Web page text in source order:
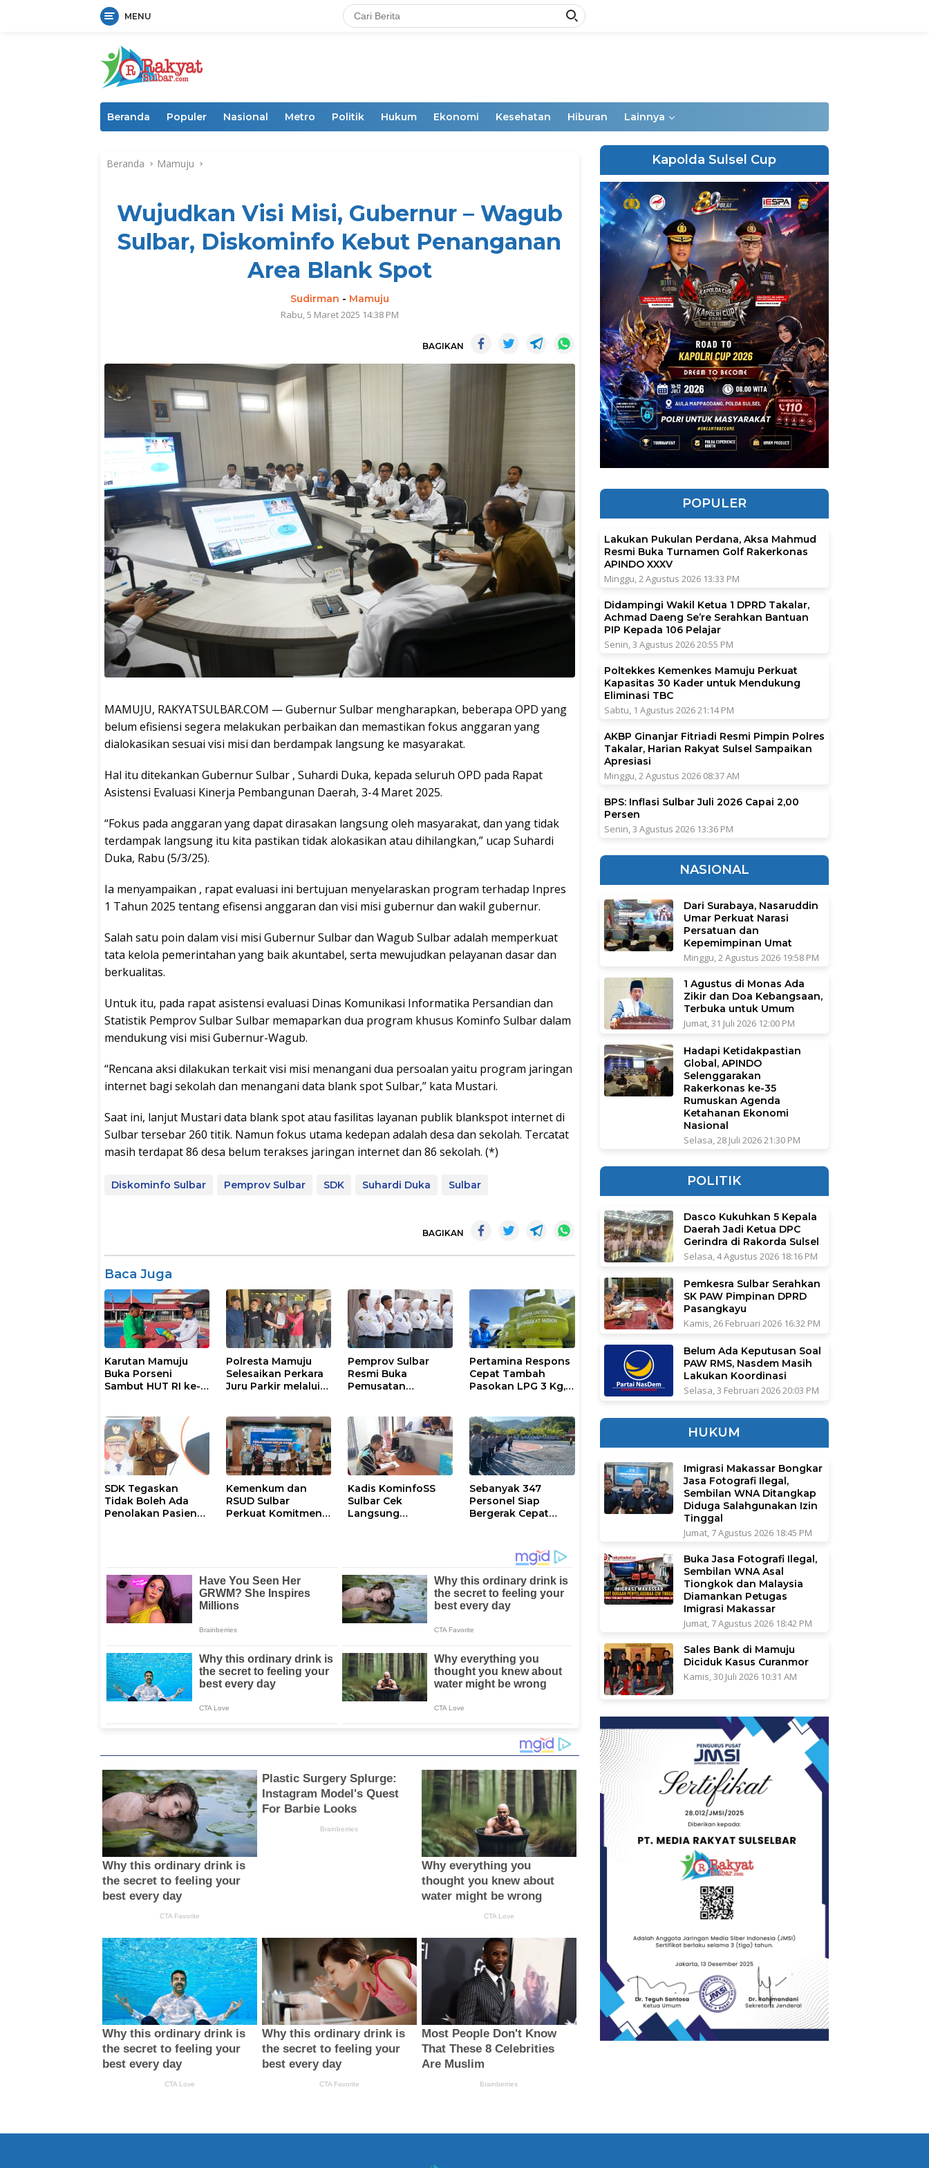
MENU
Beranda Populer Nasional Metro Politik Hukum Ekonomi Kesehatan Hiburan Lainnya
Beranda Mamuju
Wujudkan Visi Misi, Gubernur – Wagub
Sulbar, Diskominfo Kebut Penanganan
Area Blank Spot
Sudirman - Mamuju
Rabu, 5 Maret 2025 14:38 PM
BAGIKAN
MAMUJU, RAKYATSULBAR.COM — Gubernur Sulbar mengharapkan, beberapa OPD yang
belum efisiensi segera melakukan perbaikan dan memastikan fokus anggaran yang
dialokasikan sesuai visi misi dan berdampak langsung ke masyarakat.
Hal itu ditekankan Gubernur Sulbar , Suhardi Duka, kepada seluruh OPD pada Rapat
Asistensi Evaluasi Kinerja Pembangunan Daerah, 3-4 Maret 2025.
“Fokus pada anggaran yang dapat dirasakan langsung oleh masyarakat, dan yang tidak
terdampak langsung itu kita pastikan tidak alokasikan atau dihilangkan,” ucap Suhardi
Duka, Rabu (5/3/25).
Ia menyampaikan , rapat evaluasi ini bertujuan menyelaraskan program terhadap Inpres
1 Tahun 2025 tentang efisensi anggaran dan visi misi gubernur dan wakil gubernur.
Salah satu poin dalam visi misi Gubernur Sulbar dan Wagub Sulbar adalah memperkuat
tata kelola pemerintahan yang baik akuntabel, serta mewujudkan pelayanan dasar dan
berkualitas.
Untuk itu, pada rapat asistensi evaluasi Dinas Komunikasi Informatika Persandian dan
Statistik Pemprov Sulbar Sulbar memaparkan dua program khusus Kominfo Sulbar dalam
mendukung visi misi Gubernur-Wagub.
“Rencana aksi dilakukan terkait visi misi menangani dua persoalan yaitu program jaringan
internet bagi sekolah dan menangani data blank spot Sulbar,” kata Mustari.
Saat ini, lanjut Mustari data blank spot atau fasilitas layanan publik blankspot internet di
Sulbar tersebar 260 titik. Namun fokus utama kedepan adalah desa dan sekolah. Tercatat
masih terdapat 86 desa belum terakses jaringan internet dan 86 sekolah. (*)
Diskominfo Sulbar Pemprov Sulbar SDK Suhardi Duka Sulbar
BAGIKAN
Baca Juga
Karutan Mamuju
Buka Porseni
Sambut HUT RI ke-
Polresta Mamuju
Selesaikan Perkara
Juru Parkir melalui
Pemprov Sulbar
Resmi Buka
Pemusatan
Pertamina Respons
Cepat Tambah
Pasokan LPG 3 Kg,
Berlangsung
Kondusif
SDK Tegaskan
Tidak Boleh Ada
Penolakan Pasien
Kemenkum dan
RSUD Sulbar
Perkuat Komitmen
Kadis KominfoSS
Sulbar Cek
Langsung
Sebanyak 347
Personel Siap
Bergerak Cepat
Kapolda Sulsel Cup
POPULER
Lakukan Pukulan Perdana, Aksa Mahmud
Resmi Buka Turnamen Golf Rakerkonas
APINDO XXXV
Minggu, 2 Agustus 2026 13:33 PM
Didampingi Wakil Ketua 1 DPRD Takalar,
Achmad Daeng Se’re Serahkan Bantuan
PIP Kepada 106 Pelajar
Senin, 3 Agustus 2026 20:55 PM
Poltekkes Kemenkes Mamuju Perkuat
Kapasitas 30 Kader untuk Mendukung
Eliminasi TBC
Sabtu, 1 Agustus 2026 21:14 PM
AKBP Ginanjar Fitriadi Resmi Pimpin Polres
Takalar, Harian Rakyat Sulsel Sampaikan
Apresiasi
Minggu, 2 Agustus 2026 08:37 AM
BPS: Inflasi Sulbar Juli 2026 Capai 2,00
Persen
Senin, 3 Agustus 2026 13:36 PM
NASIONAL
Dari Surabaya, Nasaruddin
Umar Perkuat Narasi
Persatuan dan
Kepemimpinan Umat
Minggu, 2 Agustus 2026 19:58 PM
1 Agustus di Monas Ada
Zikir dan Doa Kebangsaan,
Terbuka untuk Umum
Jumat, 31 Juli 2026 12:00 PM
Hadapi Ketidakpastian
Global, APINDO
Selenggarakan
Rakerkonas ke-35
Rumuskan Agenda
Ketahanan Ekonomi
Nasional
Selasa, 28 Juli 2026 21:30 PM
POLITIK
Dasco Kukuhkan 5 Kepala
Daerah Jadi Ketua DPC
Gerindra di Rakorda Sulsel
Selasa, 4 Agustus 2026 18:16 PM
Pemkesra Sulbar Serahkan
SK PAW Pimpinan DPRD
Pasangkayu
Kamis, 26 Februari 2026 16:32 PM
Belum Ada Keputusan Soal
PAW RMS, Nasdem Masih
Lakukan Koordinasi
Selasa, 3 Februari 2026 20:03 PM
HUKUM
Imigrasi Makassar Bongkar
Jasa Fotografi Ilegal,
Sembilan WNA Ditangkap
Diduga Salahgunakan Izin
Tinggal
Jumat, 7 Agustus 2026 18:45 PM
Buka Jasa Fotografi Ilegal,
Sembilan WNA Asal
Tiongkok dan Malaysia
Diamankan Petugas
Imigrasi Makassar
Jumat, 7 Agustus 2026 18:42 PM
Sales Bank di Mamuju
Diciduk Kasus Curanmor
Kamis, 30 Juli 2026 10:31 AM